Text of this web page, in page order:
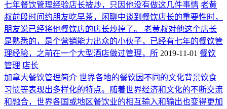
七年餐饮管理经验店长被炒，只因他没有做这几件事情 老黄
叔前段时间约朋友吃早茶，闲聊中谈到餐饮店长的重要性时，
朋友说已经将他餐饮店的店长炒掉了。 老黄叔对他这个店长
是熟悉的，是个营销能力出众的小伙子，已经有七年的餐饮管
理经验，之前在一个大型酒店做过管理，所 2019-11-01 餐饮
管理 店长
加拿大餐饮管理简介 世界各地的餐饮因不同的文化背景饮食
习惯等表现出多样化的特点。随着世界经济和文化的不断交流
和融合，世界各国或地区餐饮业的相互输入和输出也变得更加